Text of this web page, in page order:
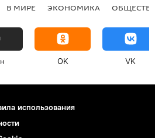
В МИРЕ ЭКОНОМИКА
OK VK
использования